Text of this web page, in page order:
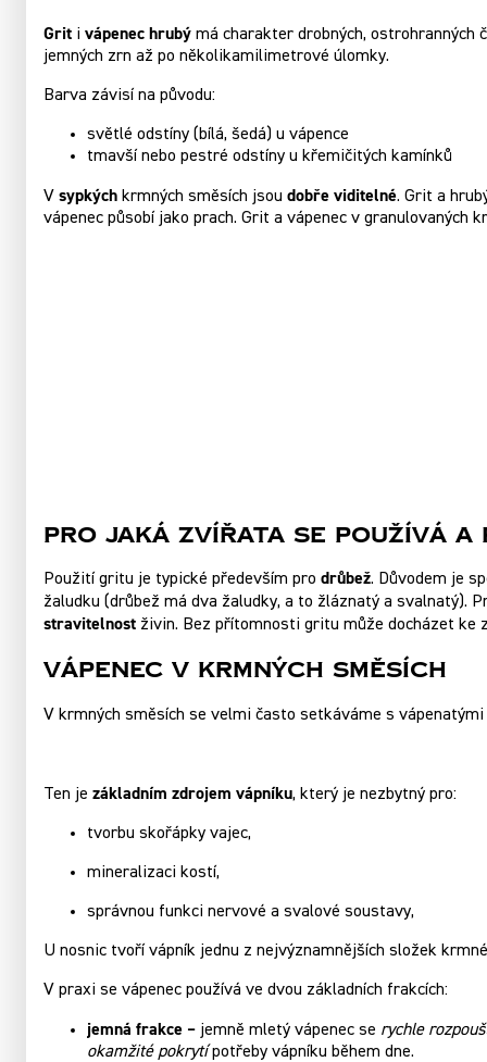
Grit i vápenec hrubý má charakter drobných,
jemných zrn až po několikamilimetrové úlomky.
Barva závisí na původu:
světlé odstíny (bílá, šedá) u vápence
tmavší nebo pestré odstíny u křemičitých kamínků
V sypkých krmných směsích jsou dobře viditelné. Grit a
vápenec působí jako prach. Grit a vápenec v
Pro jaká zvířata se používá a
Použití gritu je typické především pro drůbež. Důvodem je
žaludku (drůbež má dva žaludky, a to žláznatý a svalnatý).
stravitelnost živin. Bez přítomnosti gritu může docházet ke
Vápenec v krmných směsích
V krmných směsích se velmi často setkáváme s
Ten je základním zdrojem vápníku, který je nezbytný pro:
tvorbu skořápky vajec,
mineralizaci kostí,
správnou funkci nervové a svalové soustavy,
U nosnic tvoří vápník jednu z nejvýznamnějších složek
V praxi se vápenec používá ve dvou základních frakcích:
jemná frakce – jemně mletý vápenec se rychle
okamžité pokrytípotřeby vápníku během dne.